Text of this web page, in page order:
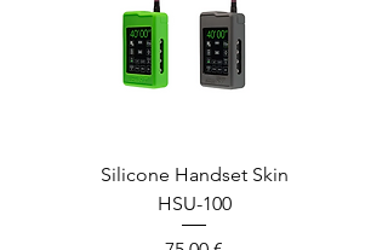
Silicone Handset Skin
HSU-100